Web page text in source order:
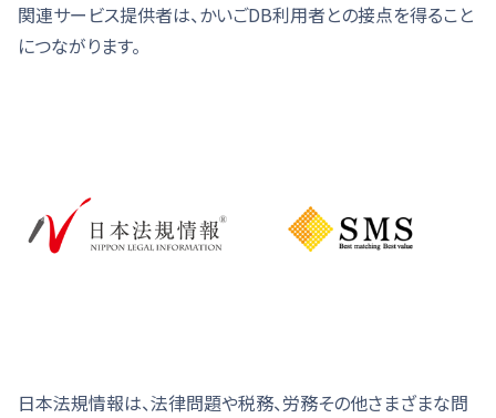
関連サービス提供者は、かいごDB利用者との接点を得ること
につながります。
日本法規情報は、法律問題や税務、労務その他さまざまな問